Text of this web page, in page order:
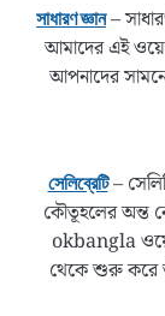
সাধারণ জ্ঞান–
আমাদের এই
আপনাদের
সেলিব্রেটি–
কৌতূহলের অন্ত
okbangla
থেকে শুরু করে